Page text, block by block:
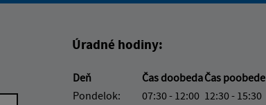
Úradné hodiny:
Deň Čas doobedaČas poobede
Pondelok:
07:30 - 12:00 12:30 - 15:30